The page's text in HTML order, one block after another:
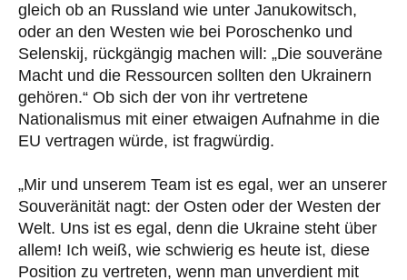
gleich ob an Russland wie unter Janukowitsch,
oder an den Westen wie bei Poroschenko und
Selenskij, rückgängig machen will: „Die souveräne
Macht und die Ressourcen sollten den Ukrainern
gehören.“ Ob sich der von ihr vertretene
Nationalismus mit einer etwaigen Aufnahme in die
EU vertragen würde, ist fragwürdig.
„Mir und unserem Team ist es egal, wer an unserer
Souveränität nagt: der Osten oder der Westen der
Welt. Uns ist es egal, denn die Ukraine steht über
allem! Ich weiß, wie schwierig es heute ist, diese
Position zu vertreten, wenn man unverdient mit